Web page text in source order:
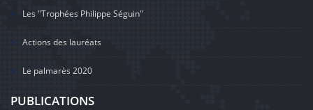
Les "Trophées Philippe Séguin"
Actions des lauréats
Le palmarès 2020
PUBLICATIONS